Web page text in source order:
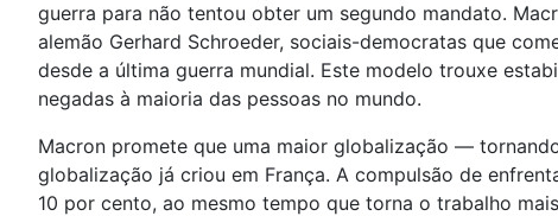
guerra para não tentou obter um segundo mandato.
alemão Gerhard Schroeder, sociais-democratas que
desde a última guerra mundial. Este modelo trouxe
negadas à maioria das pessoas no mundo.
Macron promete que uma maior globalização —
globalização já criou em França. A compulsão de
10 por cento, ao mesmo tempo que torna o trabalho